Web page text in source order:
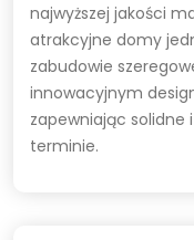
najwyższej jakości
atrakcyjne domy
zabudowie
innowacyjnym
zapewniając solidne
terminie.